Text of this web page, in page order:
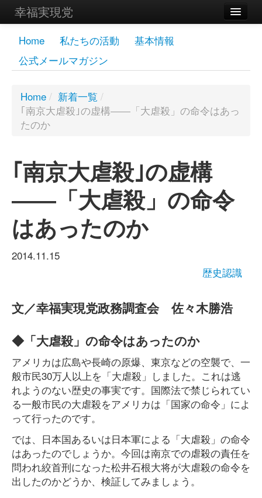
幸福実現党
メンバーズページ
党員
お問い合わせ
Home 私たちの活動
基本情報
公式メールマガジン
Home / 新着一覧 /
｢南京大虐殺｣の虚構――「大虐殺」の命令はあっ
たのか
｢南京大虐殺｣の虚構
――「大虐殺」の命令
はあったのか
2014.11.15
歴史認識
文／幸福実現党政務調査会 佐々木勝浩
◆「大虐殺」の命令はあったのか
アメリカは広島や長崎の原爆、東京などの空襲で、一
般市民30万人以上を「大虐殺」しました。これは逃
れようのない歴史の事実です。国際法で禁じられてい
る一般市民の大虐殺をアメリカは「国家の命令」によ
って行ったのです。
では、日本国あるいは日本軍による「大虐殺」の命令
はあったのでしょうか。今回は南京での虐殺の責任を
問われ絞首刑になった松井石根大将が大虐殺の命令を
出したのかどうか、検証してみましょう。